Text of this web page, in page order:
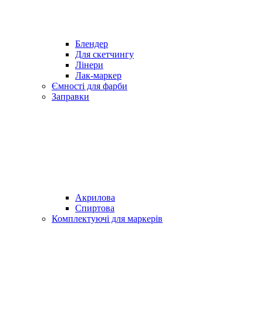
Блендер
Для скетчингу
Лінери
Лак-маркер
Ємності для фарби
Заправки
Акрилова
Спиртова
Комплектуючі для маркерів